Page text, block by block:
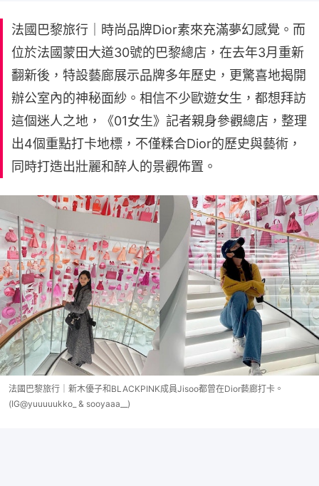
法國巴黎旅行｜時尚品牌Dior素來充滿夢幻感覺。而
位於法國蒙田大道30號的巴黎總店，在去年3月重新
翻新後，特設藝廊展示品牌多年歷史，更驚喜地揭開
辦公室內的神秘面紗。相信不少歐遊女生，都想拜訪
這個迷人之地，《01女生》記者親身參觀總店，整理
出4個重點打卡地標，不僅糅合Dior的歷史與藝術，
同時打造出壯麗和醉人的景觀佈置。
法國巴黎旅行｜新木優子和BLACKPINK成員Jisoo都曾在Dior藝廊打卡。
(IG@yuuuuukko_ & sooyaaa__)